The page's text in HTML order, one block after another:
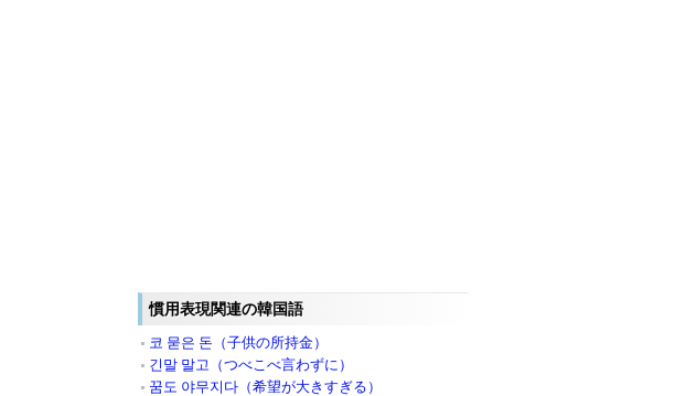
慣用表現関連の韓国語
코 묻은 돈（子供の所持金）
긴말 말고（つべこべ言わずに）
꿈도 야무지다（希望が大きすぎる）